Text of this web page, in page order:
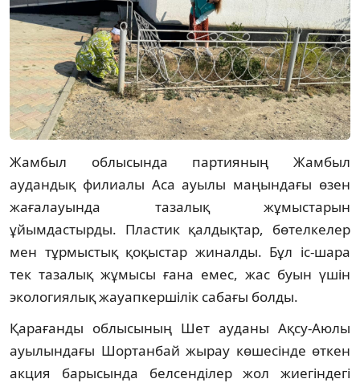
Жамбыл облысында партияның Жамбыл
аудандық филиалы Аса ауылы маңындағы өзен
жағалауында тазалық жұмыстарын
ұйымдастырды. Пластик қалдықтар, бөтелкелер
мен тұрмыстық қоқыстар жиналды. Бұл іс-шара
тек тазалық жұмысы ғана емес, жас буын үшін
экологиялық жауапкершілік сабағы болды.
Қарағанды облысының Шет ауданы Ақсу-Аюлы
ауылындағы Шортанбай жырау көшесінде өткен
акция барысында белсенділер жол жиегіндегі